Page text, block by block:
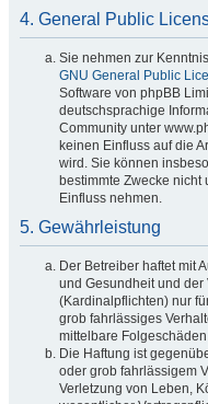
4. General Public
Sie nehmen zur
GNU General Public
Software von phpBB
deutschsprachige
Community unter
keinen Einfluss auf die
wird. Sie können
bestimmte Zwecke nicht
Einfluss nehmen.
5. Gewährleistung
Der Betreiber haftet mit
und Gesundheit und der
(Kardinalpflichten) nur
grob fahrlässiges
mittelbare
Die Haftung ist
oder grob fahrlässigem
Verletzung von Leben,